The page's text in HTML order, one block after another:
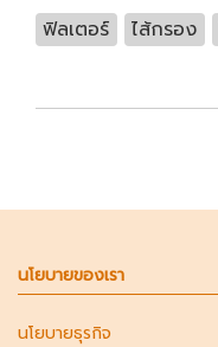
ฟิลเตอร์ ไส้กรอง
นโยบายของเรา
นโยบายธุรกิจ